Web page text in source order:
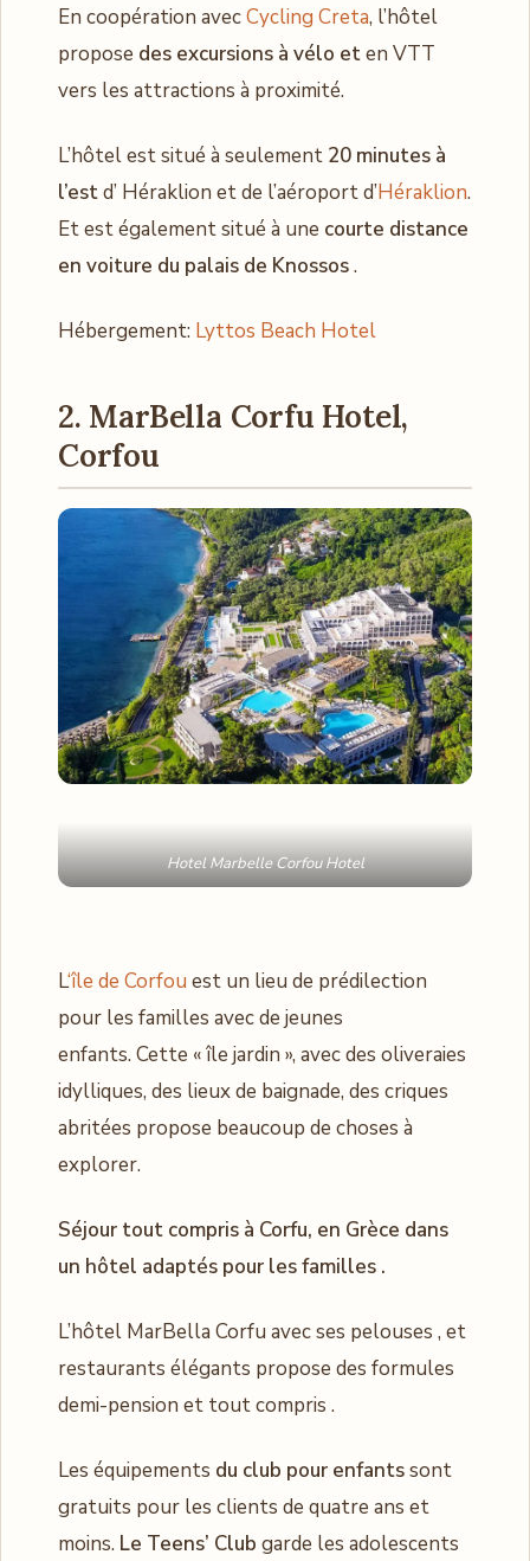
En coopération avecCycling Creta, l’hôtel
propose des excursions à vélo eten VTT
vers les attractions à proximité.
L’hôtel est situé à seulement 20 minutes à
l’estd’ Héraklion et de l’aéroport d’Héraklion.
Et est également situé à une courte distance
en voiture du palais de Knossos.
Hébergement: Lyttos Beach Hotel
2. MarBella Corfu Hotel,
Corfou
Hotel Marbelle Corfou Hotel
L‘île de Corfou est un lieu de prédilection
pour les familles avec de jeunes
enfants. Cette « île jardin », avec des oliveraies
idylliques, des lieux de baignade, des criques
abritées propose beaucoup de choses à
explorer.
Séjour tout compris à Corfu, en Grèce dans
un hôtel adaptés pour les familles .
L’hôtel MarBella Corfu avec ses pelouses , et
restaurants élégants propose des formules
demi-pension et tout compris .
Les équipements du club pour enfantssont
gratuits pour les clients de quatre ans et
moins. Le Teens’ Club garde les adolescents